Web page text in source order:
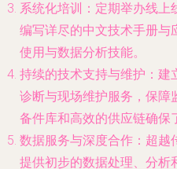
系统化培训
：定期举办线
编写详尽的中文技术手册与
使用与数据分析技能。
持续的技术支持与维护 ：
诊断与现场维护服务，保障
备件库和高效的供应链确保
数据服务与深度合作 ：超
提供初步的数据处理、分析